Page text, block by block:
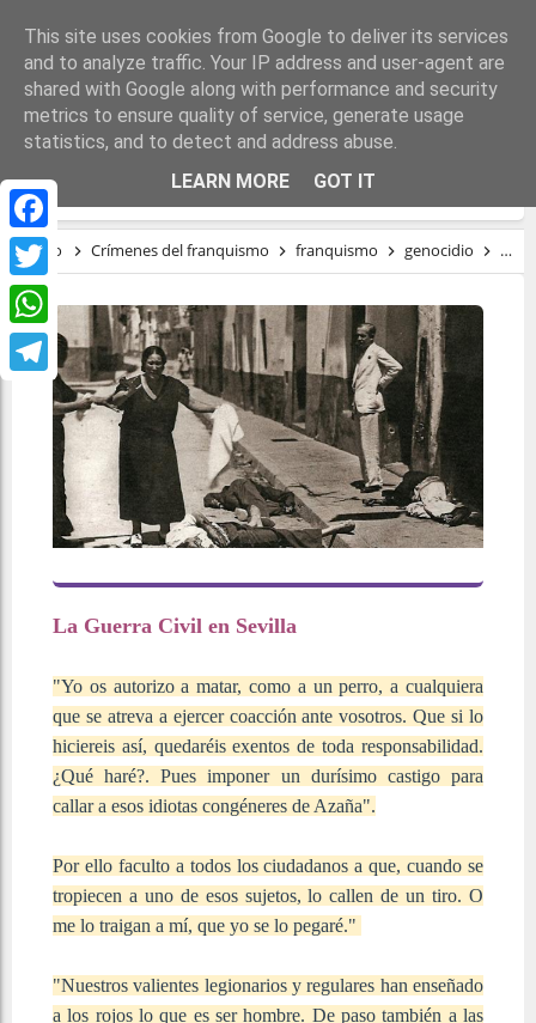
Facebook
Twitter
WhatsApp
Telegram
LA GUERRA CIVIL EN SEVILLA
Inicio Crímenes del franquismo franquismo genocidio
La Guerra Civil en Sevilla
"Yo os autorizo a matar, como a un perro, a cualquiera
que se atreva a ejercer coacción ante vosotros. Que si lo
hiciereis así, quedaréis exentos de toda responsabilidad.
¿Qué haré?. Pues imponer un durísimo castigo para
callar a esos idiotas congéneres de Azaña".
Por ello faculto a todos los ciudadanos a que, cuando se
tropiecen a uno de esos sujetos, lo callen de un tiro. O
me lo traigan a mí, que yo se lo pegaré."
"Nuestros valientes legionarios y regulares han enseñado
a los rojos lo que es ser hombre. De paso también a las
This site uses cookies from Google to deliver its services
and to analyze traffic. Your IP address and user-agent are
shared with Google along with performance and security
metrics to ensure quality of service, generate usage
statistics, and to detect and address abuse.
LEARN MORE
GOT IT